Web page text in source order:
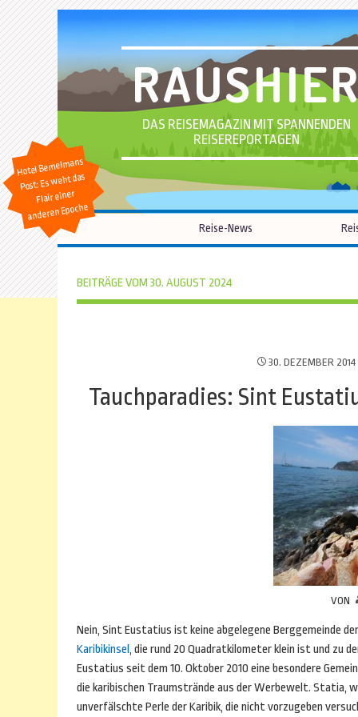
DAS REISEMAGAZIN MIT SPANNENDEN
REISEREPORTAGEN
Hotel Bemelmans
Post: Es weht das
Flair einer
anderen Epoche
Reise-News
BEITRÄGE VOM 30. AUGUST 2024
30. DEZEMBER 2014
Tauchparadies: Sint
VON
Nein, Sint Eustatius ist keine abgelegene Berggemeinde
Karibikinsel , die rund 20 Quadratkilometer klein ist und zu
Eustatius seit dem 10. Oktober 2010 eine besondere
die karibischen Traumstrände aus der Werbewelt. Statia,
unverfälschte Perle der Karibik, die nicht vorzugeben